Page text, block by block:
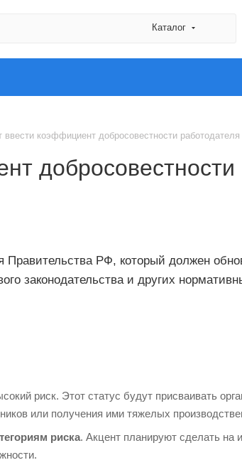
Каталог
коэффициент добросовестности работодателя
добросовестности
Правительства РФ, который должен
законодательства и других
риск. Этот статус будут присваивать
или получения ими тяжелых
риска. Акцент планируют сделать на